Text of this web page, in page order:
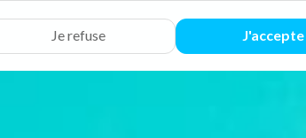
Je refuse J'accepte